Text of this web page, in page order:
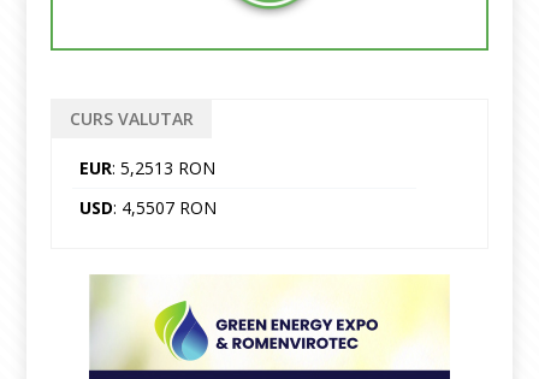
CURS VALUTAR
EUR: 5,2513 RON
USD: 4,5507 RON